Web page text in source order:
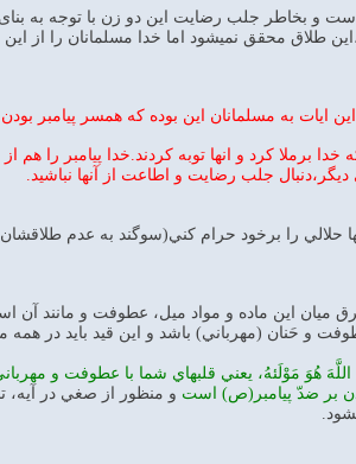
است و بخاطر جلب رضایت این دو زن با توجه به
طلاق محقق نمیشود اما خدا مسلمانان را از
ایات به مسلمانان این بوده که همسر پیامبر
برملا کرد و انها توبه کردند.خدا پیامبر را
جلب رضایت و اطاعت از آنها نباشید.
حلالي را برخود حرام كني(سوگند به عدم
ميان اين ماده و مواد ميل، عطوفت و مانند
و حَنان (مهرباني) باشد و اين قيد بايد در همه
عَلَيْهِ ِفَإِنَّ اللَّهَ هُوَ مَوْلَئهُ، يعني قلبهاي شما با
بر ضدّ پيامبر(ص) است و منظور از صغي در